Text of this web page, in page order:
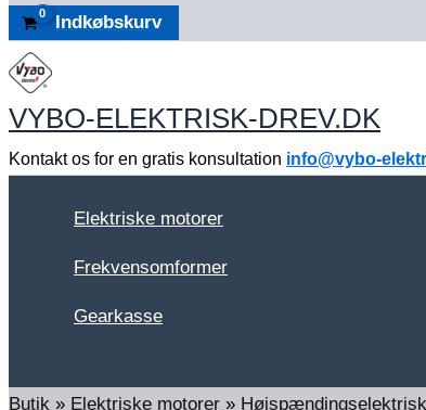
Indkøbskurv
VYBO-ELEKTRISK-DREV.DK
Kontakt os for en gratis konsultation info@vybo-
Elektriske motorer
Frekvensomformer
Gearkasse
Butik » Elektriske motorer »